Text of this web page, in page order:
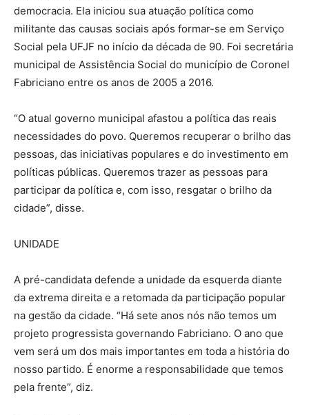
democracia. Ela iniciou sua atuação política como
militante das causas sociais após formar-se em Serviço
Social pela UFJF no início da década de 90. Foi secretária
municipal de Assistência Social do município de Coronel
Fabriciano entre os anos de 2005 a 2016.
“O atual governo municipal afastou a política das reais
necessidades do povo. Queremos recuperar o brilho das
pessoas, das iniciativas populares e do investimento em
políticas públicas. Queremos trazer as pessoas para
participar da política e, com isso, resgatar o brilho da
cidade”, disse.
UNIDADE
A pré-candidata defende a unidade da esquerda diante
da extrema direita e a retomada da participação popular
na gestão da cidade. “Há sete anos nós não temos um
projeto progressista governando Fabriciano. O ano que
vem será um dos mais importantes em toda a história do
nosso partido. É enorme a responsabilidade que temos
pela frente”, diz.